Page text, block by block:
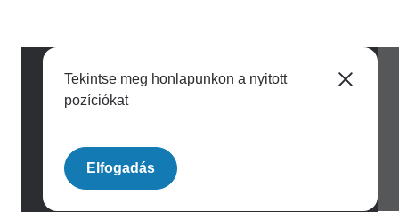
Tekintse meg honlapunkon a nyitott
pozíciókat
Elfogadás
Archívum